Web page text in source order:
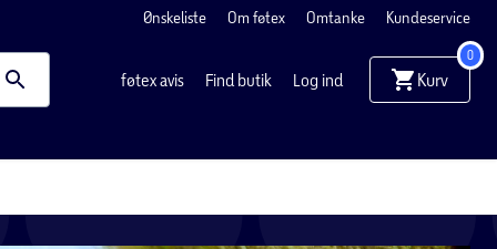
Ønskeliste Om føtex Omtanke Kundeservice
føtex avis Find butik Log ind Kurv
0